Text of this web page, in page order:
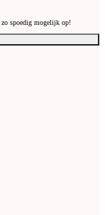
zo spoedig mogelijk op!